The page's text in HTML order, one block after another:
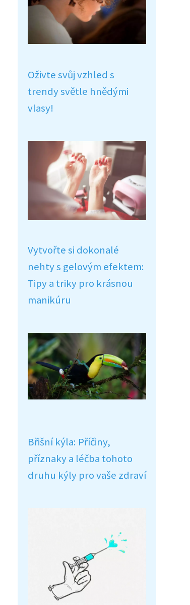
Oživte svůj vzhled s
trendy světle hnědými
vlasy!
Vytvořte si dokonalé
nehty s gelovým efektem:
Tipy a triky pro krásnou
manikúru
Břišní kýla: Příčiny,
příznaky a léčba tohoto
druhu kýly pro vaše zdraví